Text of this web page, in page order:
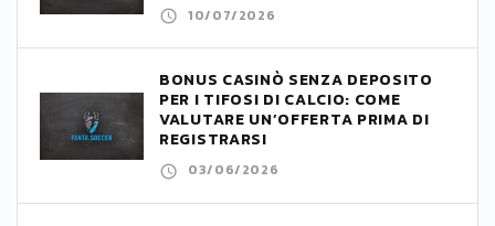
10/07/2026
BONUS CASINÒ SENZA DEPOSITO
PER I TIFOSI DI CALCIO: COME
VALUTARE UN’OFFERTA PRIMA DI
REGISTRARSI
03/06/2026